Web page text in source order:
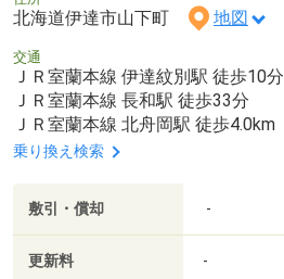
北海道伊達市山下町 地図
交通
ＪＲ室蘭本線 伊達紋別駅 徒歩10分
ＪＲ室蘭本線 長和駅 徒歩33分
ＪＲ室蘭本線 北舟岡駅 徒歩4.0km
乗り換え検索
敷引・償却 -
更新料 -